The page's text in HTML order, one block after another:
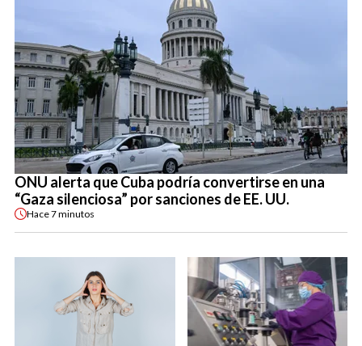
ONU alerta que Cuba podría convertirse en una
“Gaza silenciosa” por sanciones de EE. UU.
Hace7 minutos